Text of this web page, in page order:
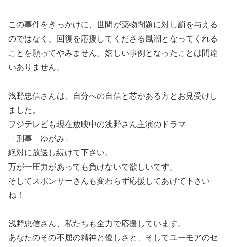
この事件をきっかけに、世間が薬物問題に対し罰を与える
のではなく、回復を応援してくださる風潮となってくれる
ことを願ってやみません。嬉しい事例となったことは間違
いありません。
浅野忠信さんは、自分への自信と芯がある方とお見受けし
ました。
フジテレビも現在放映中の浅野さん主演のドラマ
「刑事 ゆがみ」
絶対に放送し続けて下さい。
万が一圧力があっても負けないで欲しいです。
そしてスポンサーさんも変わらず応援してあげて下さい
ね！
浅野忠信さん、私たちも全力で応援しています。
あなたのその不屈の精神と優しさと、そしてユーモアのセ